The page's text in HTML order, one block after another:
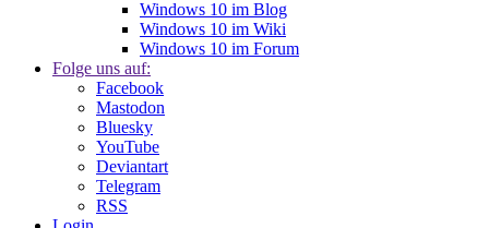
Windows 10 im Blog
Windows 10 im Wiki
Windows 10 im Forum
Folge uns auf:
Facebook
Mastodon
Bluesky
YouTube
Deviantart
Telegram
RSS